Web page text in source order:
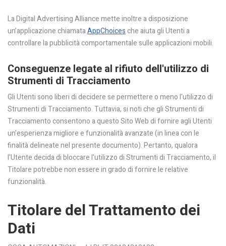
La Digital Advertising Alliance mette inoltre a disposizione
un’applicazione chiamataAppChoicesche aiuta gli Utenti a
controllare la pubblicità comportamentale sulle applicazioni mobili.
Conseguenze legate al rifiuto dell'utilizzo di
Strumenti di Tracciamento
Gli Utenti sono liberi di decidere se permettere o meno l'utilizzo di
Strumenti di Tracciamento. Tuttavia, si noti che gli Strumenti di
Tracciamento consentono a questo Sito Web di fornire agli Utenti
un'esperienza migliore e funzionalità avanzate (in linea con le
finalità delineate nel presente documento). Pertanto, qualora
l'Utente decida di bloccare l'utilizzo di Strumenti di Tracciamento, il
Titolare potrebbe non essere in grado di fornire le relative
funzionalità.
Titolare del Trattamento dei
Dati